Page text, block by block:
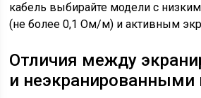
кабель выбирайте модели с
(не более 0,1 Ом/м) и активным
Отличия между
и неэкранированными